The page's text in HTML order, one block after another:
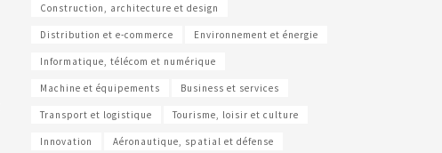
Construction, architecture et design
Distribution et e-commerce Environnement et énergie
Informatique, télécom et numérique
Machine et équipements Business et services
Transport et logistique Tourisme, loisir et culture
Innovation Aéronautique, spatial et défense